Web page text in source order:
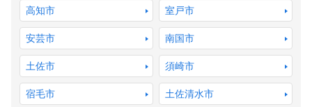
高知市 室戸市
安芸市 南国市
土佐市 須崎市
宿毛市 土佐清水市